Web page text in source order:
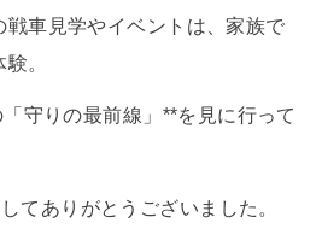
戦車見学やイベントは、家族で
。
守りの最前線」**を見に行って
てありがとうございました。